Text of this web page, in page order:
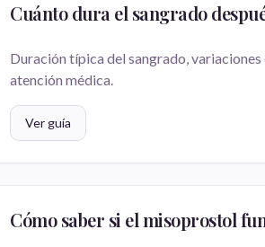
Cuánto dura el sangrado
Duración típica del sangrado,
atención médica.
Ver guía
Cómo saber si el misoprostol